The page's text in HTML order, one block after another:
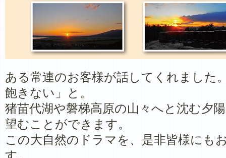
ある常連のお客様が話してくれました
飽きない」と。
猪苗代湖や磐梯高原の山々へと沈む夕
望むことができます。
この大自然のドラマを、是非皆様にも
す。